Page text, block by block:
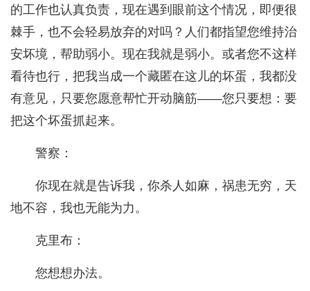
的工作也认真负责，现在遇到眼前这个情况，即便很
棘手，也不会轻易放弃的对吗？人们都指望您维持治
安坏境，帮助弱小。现在我就是弱小。或者您不这样
看待也行，把我当成一个藏匿在这儿的坏蛋，我都没
有意见，只要您愿意帮忙开动脑筋——您只要想：要
把这个坏蛋抓起来。
警察：
你现在就是告诉我，你杀人如麻，祸患无穷，天
地不容，我也无能为力。
克里布：
您想想办法。